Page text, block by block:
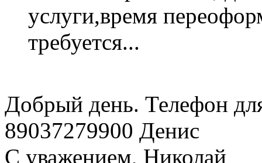
услуги,время
требуется...
Добрый день. Телефон
89037279900 Денис
С уважением, Николай